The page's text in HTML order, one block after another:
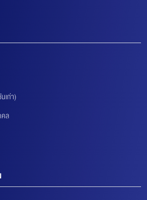
เก่า)
ล